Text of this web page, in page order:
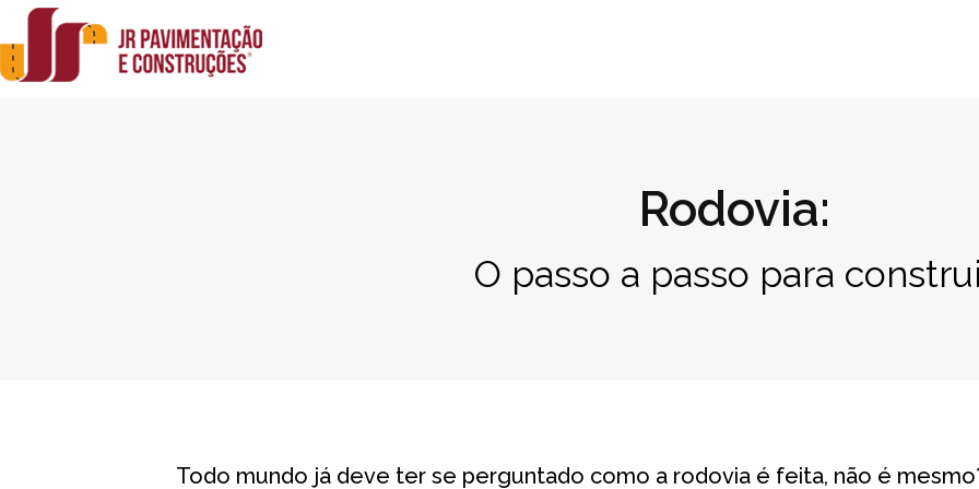
Rodovia:
O passo a passo para
Todo mundo já deve ter se perguntado como a rodovia é feita, não é